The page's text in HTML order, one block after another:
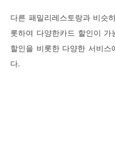
다른 패밀리레스토랑과 비슷
롯하여 다양한카드 할인이 가
할인을 비롯한 다양한 서비스
다.